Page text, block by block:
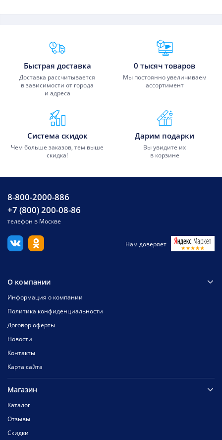
Преимущества Fixmobile
Быстрая доставка
Доставка рассчитывается
в зависимости от города
и адреса
0 тысяч товаров
Мы постоянно увеличиваем
ассортимент
Система скидок
Чем больше заказов, тем выше
скидка!
Дарим подарки
Вы увидите их
в корзине
8-800-2000-886
+7 (800) 200-08-86
телефон в Москве
Нам доверяет
О компании
Информация о компании
Политика конфиденциальности
Договор оферты
Новости
Контакты
Карта сайта
Магазин
Каталог
Отзывы
Скидки